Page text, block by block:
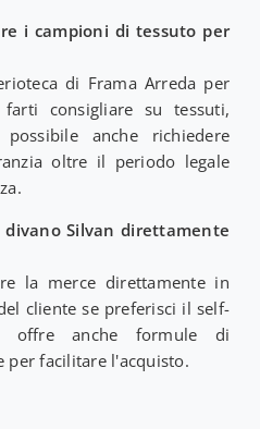
i campioni di tessuto per
di Frama Arreda per
consigliare su tessuti,
anche richiedere
oltre il periodo legale
Silvan direttamente
la merce direttamente in
cliente se preferisci il self-
offre anche formule di
per facilitare l'acquisto.